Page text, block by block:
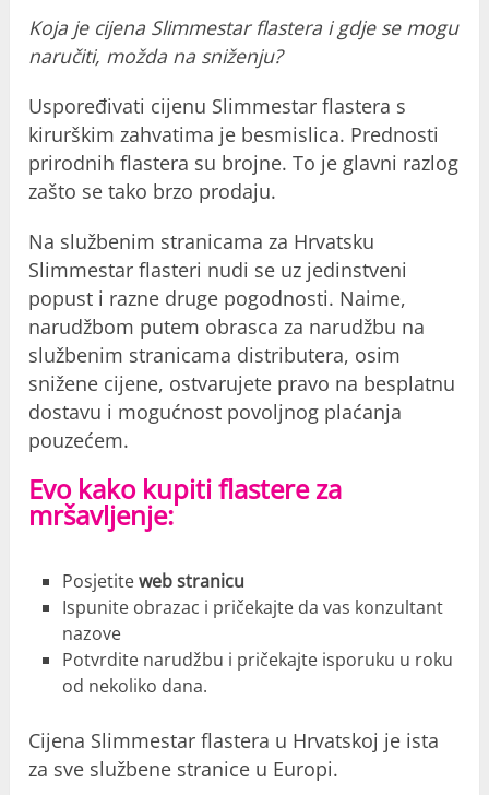
Koja je cijena Slimmestar flastera i gdje se mogu
naručiti, možda na sniženju?
Uspoređivati cijenu Slimmestar flastera s
kirurškim zahvatima je besmislica. Prednosti
prirodnih flastera su brojne. To je glavni razlog
zašto se tako brzo prodaju.
Na službenim stranicama za Hrvatsku
Slimmestar flasteri nudi se uz jedinstveni
popust i razne druge pogodnosti. Naime,
narudžbom putem obrasca za narudžbu na
službenim stranicama distributera, osim
snižene cijene, ostvarujete pravo na besplatnu
dostavu i mogućnost povoljnog plaćanja
pouzećem.
Evo kako kupiti flastere za
mršavljenje:
Posjetiteweb stranicu
Ispunite obrazac i pričekajte da vas konzultant
nazove
Potvrdite narudžbu i pričekajte isporuku u roku
od nekoliko dana.
Cijena Slimmestar flastera u Hrvatskoj je ista
za sve službene stranice u Europi.